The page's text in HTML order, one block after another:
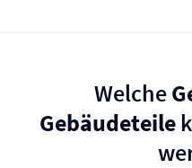
Welche
Gebäudeteile